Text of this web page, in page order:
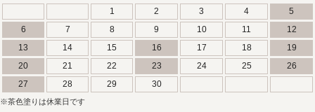
1
2 3 4
5
6
7 8 9 10 11
12
13
14 15 16 17 18
19
20
21 22 23 24 25
26
27
28 29 30
※茶色塗りは休業日です